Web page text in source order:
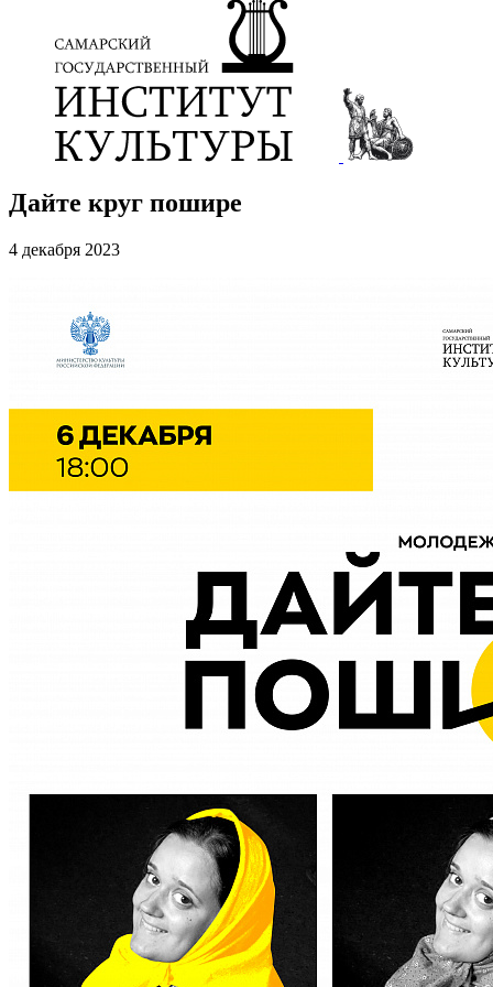
Дайте круг пошире
4 декабря 2023